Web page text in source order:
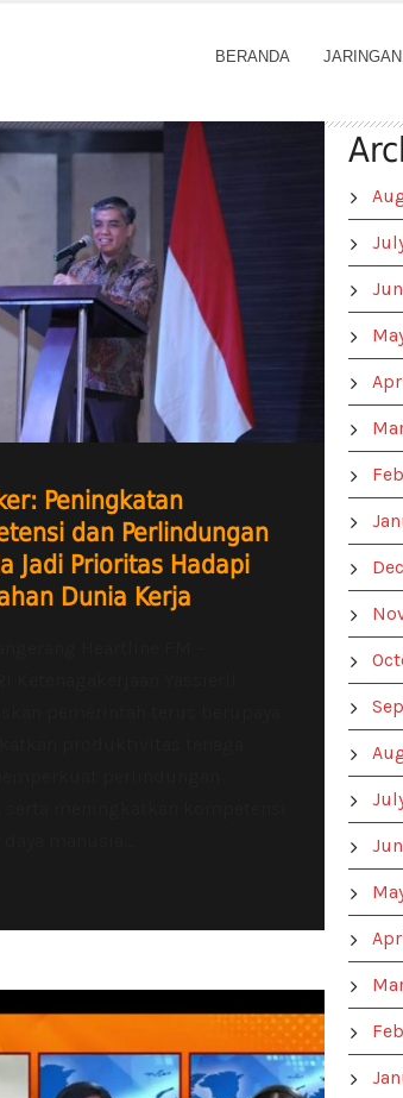
BERANDA JARINGAN
Peningkatan
dan Perlindungan
Jadi Prioritas Hadapi
Dunia Kerja